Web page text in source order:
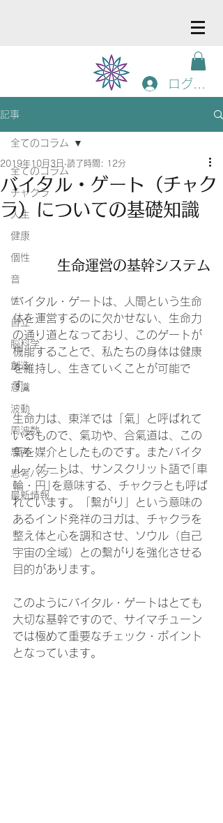
ログイン
記事
全てのコラム
チャクラ
人生
健康
個性
音
性
自立
脳科学
創造
意識
波動
周波数
思考
思考パターン
最新情報
全てのコラム
バイタル・ゲート（チャク
ラ）についての基礎知識
2019年10月3日 読了時間: 12分
生命運営の基幹システム
バイタル・ゲートは、人間という生命
体を運営するのに欠かせない、生命力
の通り道となっており、このゲートが
機能することで、私たちの身体は健康
を維持し、生きていくことが可能で
す。
生命力は、東洋では「氣」と呼ばれて
いるもので、氣功や、合氣道は、この
氣を媒介としたものです。またバイタ
ル・ゲートは、サンスクリット語で｢車
輪・円｣を意味する、チャクラとも呼ば
れています。「繫がり」という意味の
あるインド発祥のヨガは、チャクラを
整え体と心を調和させ、ソウル（自己
宇宙の全域）との繫がりを強化させる
目的があります。
このようにバイタル・ゲートはとても
大切な基幹ですので、サイマチューン
では極めて重要なチェック・ポイント
となっています。